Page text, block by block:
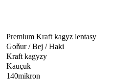
Premium Kraft kagyz lentasy
Goňur / Bej / Haki
Kraft kagyzy
Kauçuk
140mikron